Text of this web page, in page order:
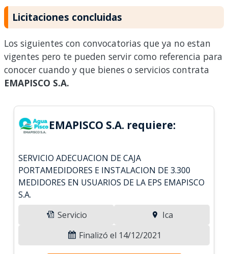
Licitaciones concluidas
Los siguientes con convocatorias que ya no estan
vigentes pero te pueden servir como referencia para
conocer cuando y que bienes o servicios contrata
EMAPISCO S.A.
EMAPISCO S.A. requiere:
SERVICIO ADECUACION DE CAJA
PORTAMEDIDORES E INSTALACION DE 3.300
MEDIDORES EN USUARIOS DE LA EPS EMAPISCO
S.A.
Servicio
Ica
Finalizó el 14/12/2021